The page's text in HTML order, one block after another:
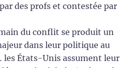
des profs et contestée par
du conflit se produit un
dans leur politique au
les États-Unis assument leur